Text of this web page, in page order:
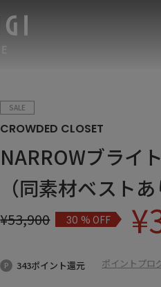
SALE
CROWDED CLOSET
NARROWブライ
（同素材ベストあ
¥53,900 30% OFF ¥
343ポイント還元 ポイントプロ